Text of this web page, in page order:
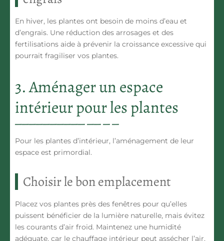
En hiver, les plantes ont besoin de moins d’eau et
d’engrais. Une réduction des arrosages et des
fertilisations aide à prévenir la croissance excessive qui
pourrait fragiliser vos plantes.
3. Aménager un espace
intérieur pour les plantes
Pour les plantes d’intérieur, l’aménagement de leur
espace est primordial.
Choisir le bon emplacement
Placez vos plantes près des fenêtres pour qu’elles
puissent bénéficier de la lumière naturelle, mais évitez
les courants d’air froid. Maintenez une humidité
adéquate, car le chauffage intérieur peut assécher l’air.